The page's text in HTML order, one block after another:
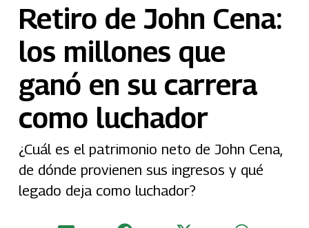
Retiro de John Cena:
los millones que
ganó en su carrera
como luchador
¿Cuál es el patrimonio neto de John Cena,
de dónde provienen sus ingresos y qué
legado deja como luchador?